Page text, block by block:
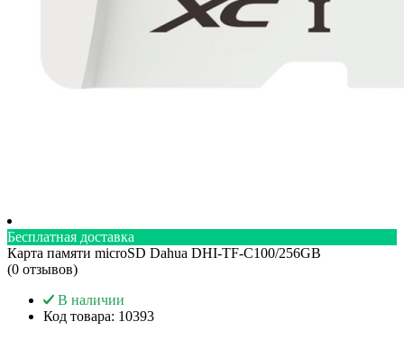
Бесплатная доставка
Карта памяти microSD Dahua DHI-TF-C100/256GB
(0 отзывов)
В наличии
Код товара: 10393